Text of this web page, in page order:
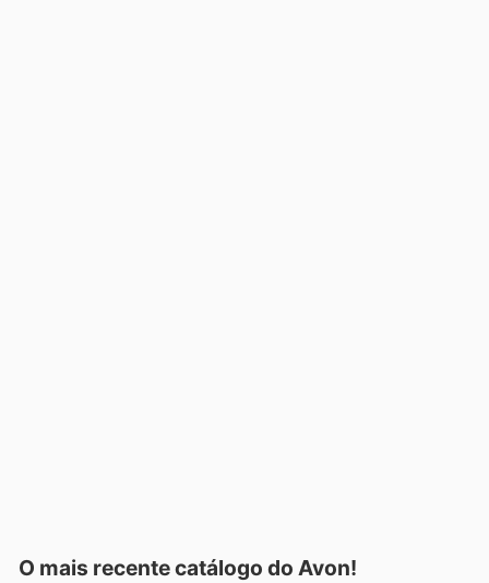
O mais recente catálogo do Avon!